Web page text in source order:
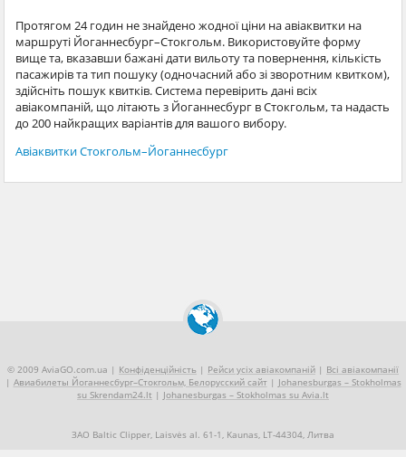
Протягом 24 годин не знайдено жодної ціни на авіаквитки на
маршруті Йоганнесбург–Стокгольм. Використовуйте форму
вище та, вказавши бажані дати вильоту та повернення, кількість
пасажирів та тип пошуку (одночасний або зі зворотним квитком),
здійсніть пошук квитків. Система перевірить дані всіх
авіакомпаній, що літають з Йоганнесбург в Стокгольм, та надасть
до 200 найкращих варіантів для вашого вибору.
Авіаквитки Стокгольм–Йоганнесбург
© 2009 AviaGO.com.ua | Конфіденційність | Рейси усіх авіакомпаній | Всі авіакомпанії
| Авиабилеты Йоганнесбург–Стокгольм, Белорусский сайт| Johanesburgas – Stokholmas
su Skrendam24.lt | Johanesburgas – Stokholmas su Avia.lt
ЗАО Baltic Clipper, Laisvės al. 61-1, Kaunas, LT-44304, Литва